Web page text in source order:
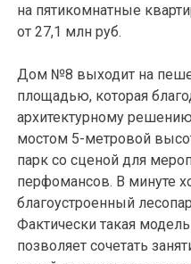
на пятикомнатные
от 27,1 млн руб.
Дом №8 выходит на
площадью, которая
архитектурному
мостом 5-метровой
парк со сценой для
перфомансов. В минуте
благоустроенный
Фактически такая
позволяет сочетать